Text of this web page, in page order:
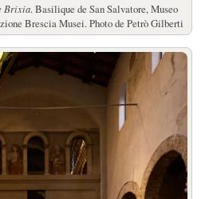
Brixia. Basilique de San Salvatore, Museo
Brescia Musei. Photo de Petrò Gilberti